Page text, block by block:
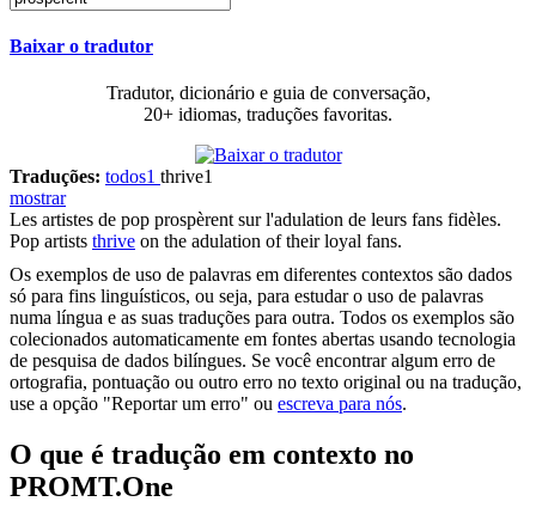
Baixar o tradutor
Tradutor, dicionário e guia de conversação,
20+ idiomas, traduções favoritas.
Traduções: todos1 thrive1
mostrar
Les artistes de pop prospèrentsur l'adulation de leurs fans fidèles.
Pop artists thrive on the adulation of their loyal fans.
Os exemplos de uso de palavras em diferentes contextos são dados
só para fins linguísticos, ou seja, para estudar o uso de palavras
numa língua e as suas traduções para outra. Todos os exemplos são
colecionados automaticamente em fontes abertas usando tecnologia
de pesquisa de dados bilíngues. Se você encontrar algum erro de
ortografia, pontuação ou outro erro no texto original ou na tradução,
use a opção "Reportar um erro" ou escreva para nós.
O que é tradução em contexto no
PROMT.One